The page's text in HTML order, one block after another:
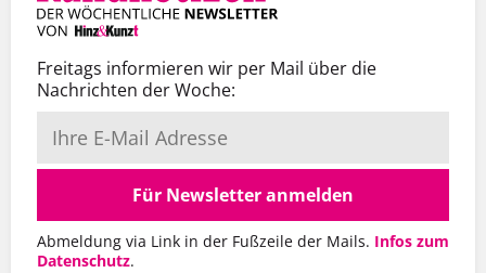
Freitags informieren wir per Mail über die
Nachrichten der Woche:
Für Newsletter anmelden
Abmeldung via Link in der Fußzeile der Mails. Infos zum
Datenschutz.